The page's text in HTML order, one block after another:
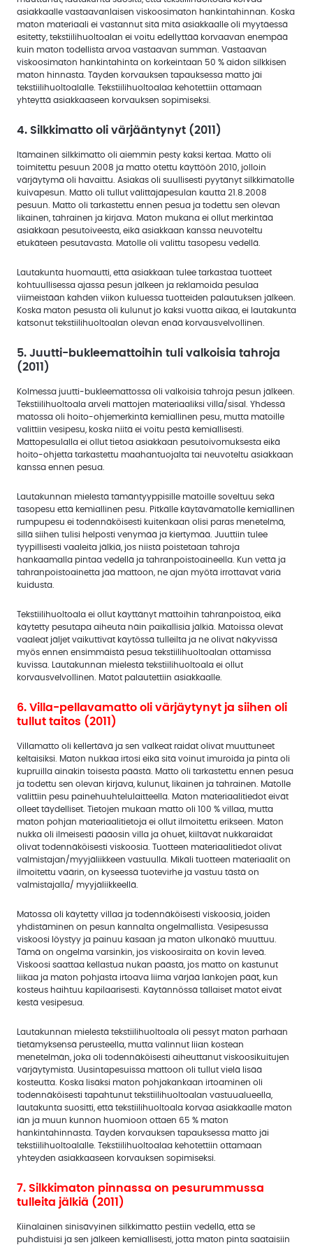
asiakkaalle vastaavanlaisen viskoosimaton hankintahinnan. Koska
maton materiaali ei vastannut sitä mitä asiakkaalle oli myytäessä
esitetty, tekstiilihuoltoalan ei voitu edellyttää korvaavan enempää
kuin maton todellista arvoa vastaavan summan. Vastaavan
viskoosimaton hankintahinta on korkeintaan 50 % aidon silkkisen
maton hinnasta. Täyden korvauksen tapauksessa matto jäi
tekstiilihuoltoalalle. Tekstiilihuoltoalaa kehotettiin ottamaan
yhteyttä asiakkaaseen korvauksen sopimiseksi.
4. Silkkimatto oli värjääntynyt (2011)
Itämainen silkkimatto oli aiemmin pesty kaksi kertaa. Matto oli
toimitettu pesuun 2008 ja matto otettu käyttöön 2010, jolloin
värjäytymä oli havaittu. Asiakas oli suullisesti pyytänyt silkkimatolle
kuivapesun. Matto oli tullut välittäjäpesulan kautta 21.8.2008
pesuun. Matto oli tarkastettu ennen pesua ja todettu sen olevan
likainen, tahrainen ja kirjava. Maton mukana ei ollut merkintää
asiakkaan pesutoiveesta, eikä asiakkaan kanssa neuvoteltu
etukäteen pesutavasta. Matolle oli valittu tasopesu vedellä.
Lautakunta huomautti, että asiakkaan tulee tarkastaa tuotteet
kohtuullisessa ajassa pesun jälkeen ja reklamoida pesulaa
viimeistään kahden viikon kuluessa tuotteiden palautuksen jälkeen.
Koska maton pesusta oli kulunut jo kaksi vuotta aikaa, ei lautakunta
katsonut tekstiilihuoltoalan olevan enää korvausvelvollinen.
5. Juutti-bukleemattoihin tuli valkoisia tahroja
(2011)
Kolmessa juutti-bukleemattossa oli valkoisia tahroja pesun jälkeen.
Tekstiilihuoltoala arveli mattojen materiaaliksi villa/sisal. Yhdessä
matossa oli hoito-ohjemerkintä kemiallinen pesu, mutta matoille
valittiin vesipesu, koska niitä ei voitu pestä kemiallisesti.
Mattopesulalla ei ollut tietoa asiakkaan pesutoivomuksesta eikä
hoito-ohjetta tarkastettu maahantuojalta tai neuvoteltu asiakkaan
kanssa ennen pesua.
Lautakunnan mielestä tämäntyyppisille matoille soveltuu sekä
tasopesu että kemiallinen pesu. Pitkälle käytävämatolle kemiallinen
rumpupesu ei todennäköisesti kuitenkaan olisi paras menetelmä,
sillä siihen tulisi helposti venymää ja kiertymää. Juuttiin tulee
tyypillisesti vaaleita jälkiä, jos niistä poistetaan tahroja
hankaamalla pintaa vedellä ja tahranpoistoaineella. Kun vettä ja
tahranpoistoainetta jää mattoon, ne ajan myötä irrottavat väriä
kuidusta.
Tekstiilihuoltoala ei ollut käyttänyt mattoihin tahranpoistoa, eikä
käytetty pesutapa aiheuta näin paikallisia jälkiä. Matoissa olevat
vaaleat jäljet vaikuttivat käytössä tulleilta ja ne olivat näkyvissä
myös ennen ensimmäistä pesua tekstiilihuoltoalan ottamissa
kuvissa. Lautakunnan mielestä tekstiilihuoltoala ei ollut
korvausvelvollinen. Matot palautettiin asiakkaalle.
6. Villa-pellavamatto oli värjäytynyt ja siihen oli
tullut taitos (2011)
Villamatto oli kellertävä ja sen valkeat raidat olivat muuttuneet
keltaisiksi. Maton nukkaa irtosi eikä sitä voinut imuroida ja pinta oli
kupruilla ainakin toisesta päästä. Matto oli tarkastettu ennen pesua
ja todettu sen olevan kirjava, kulunut, likainen ja tahrainen. Matolle
valittiin pesu painehuuhtelulaitteella. Maton materiaalitiedot eivät
olleet täydelliset. Tietojen mukaan matto oli 100 % villaa, mutta
maton pohjan materiaalitietoja ei ollut ilmoitettu erikseen. Maton
nukka oli ilmeisesti pääosin villa ja ohuet, kiiltävät nukkaraidat
olivat todennäköisesti viskoosia. Tuotteen materiaalitiedot olivat
valmistajan/myyjäliikkeen vastuulla. Mikäli tuotteen materiaalit on
ilmoitettu väärin, on kyseessä tuotevirhe ja vastuu tästä on
valmistajalla/ myyjäliikkeellä.
Matossa oli käytetty villaa ja todennäköisesti viskoosia, joiden
yhdistäminen on pesun kannalta ongelmallista. Vesipesussa
viskoosi löystyy ja painuu kasaan ja maton ulkonäkö muuttuu.
Tämä on ongelma varsinkin, jos viskoosiraita on kovin leveä.
Viskoosi saattaa kellastua nukan päästä, jos matto on kastunut
liikaa ja maton pohjasta irtoava liima värjää lankojen päät, kun
kosteus haihtuu kapilaarisesti. Käytännössä tällaiset matot eivät
kestä vesipesua.
Lautakunnan mielestä tekstiilihuoltoala oli pessyt maton parhaan
tietämyksensä perusteella, mutta valinnut liian kostean
menetelmän, joka oli todennäköisesti aiheuttanut viskoosikuitujen
värjäytymistä. Uusintapesuissa mattoon oli tullut vielä lisää
kosteutta. Koska lisäksi maton pohjakankaan irtoaminen oli
todennäköisesti tapahtunut tekstiilihuoltoalan vastuualueella,
lautakunta suositti, että tekstiilihuoltoala korvaa asiakkaalle maton
iän ja muun kunnon huomioon ottaen 65 % maton
hankintahinnasta. Täyden korvauksen tapauksessa matto jäi
tekstiilihuoltoalalle. Tekstiilihuoltoalaa kehotettiin ottamaan
yhteyden asiakkaaseen korvauksen sopimiseksi.
7. Silkkimaton pinnassa on pesurummussa
tulleita jälkiä (2011)
Kiinalainen sinisävyinen silkkimatto pestiin vedellä, että se
puhdistuisi ja sen jälkeen kemiallisesti, jotta maton pinta saataisiin